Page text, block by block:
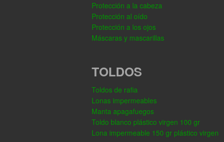
Protección a la cabeza
Protección al oído
Protección a los ojos
Máscaras y mascarillas
TOLDOS
Toldos de rafia
Lonas impermeables
Manta apagafuegos
Toldo blanco plástico virgen 100 gr
Lona impermeable 150 gr plástico virgen